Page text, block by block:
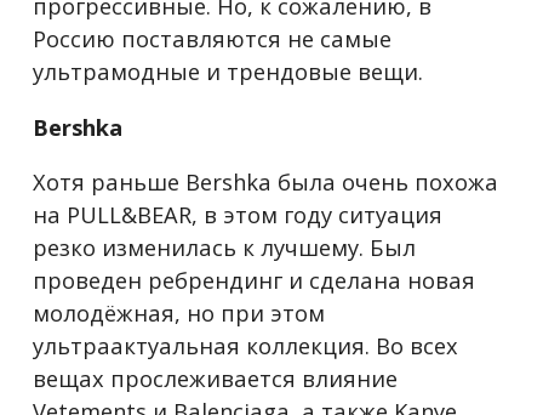
Россию поставляются не самые
ультрамодные и трендовые вещи.
Bershka
Хотя раньше Bershka была очень похожа
на PULL&BEAR, в этом году ситуация
резко изменилась к лучшему. Был
проведен ребрендинг и сделана новая
молодёжная, но при этом
ультраактуальная коллекция. Во всех
вещах прослеживается влияние